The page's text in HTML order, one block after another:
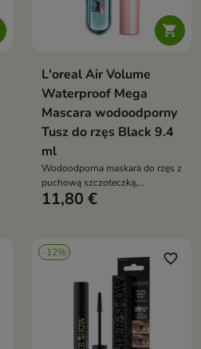

L'oreal Air Volume
Waterproof Mega
Mascara wodoodporny
Tusz do rzęs Black 9.4
ml
Wodoodporna maskara do rzęs z
puchową szczoteczką,
hipoalergiczna formuła, mega
11,80 €
-12% favorite_border